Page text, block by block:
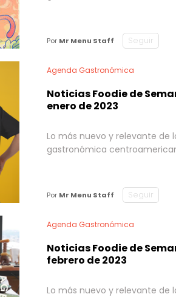
Por Mr Menu Staff Seguir
Agenda Gastronómica
Noticias Foodie de
enero de 2023
Lo más nuevo y relevante de
gastronómica
Por Mr Menu Staff Seguir
Agenda Gastronómica
Noticias Foodie de
febrero de 2023
Lo más nuevo y relevante de